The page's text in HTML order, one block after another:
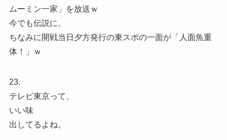
ムーミン一家」を放送ｗ
今でも伝説に。
ちなみに開戦当日夕方発行の東スポの一面が「人面魚重
体！」ｗ
23.
テレビ東京って、
いい味
出してるよね。